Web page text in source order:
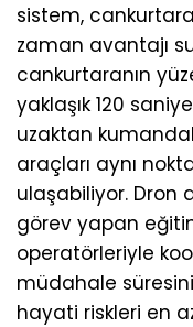
sistem,
zaman avantajı
cankurtaranın
yaklaşık 120
uzaktan
araçları aynı
ulaşabiliyor. Dron
görev yapan
operatörleriyle
müdahale süresini
hayati riskleri en